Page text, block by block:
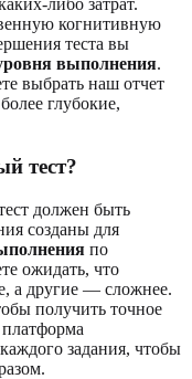
либо затрат.
когнитивную
теста вы
выполнения.
выбрать наш отчет
глубокие,
тест?
должен быть
созданы для
по
ожидать, что
а другие — сложнее.
получить точное
задания, чтобы